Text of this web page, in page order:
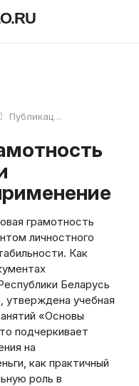
Публикации
грамотность
личностного
Как
Беларусь
утверждена учебная
«Основы
подчеркивает
на
как практичный
роль в